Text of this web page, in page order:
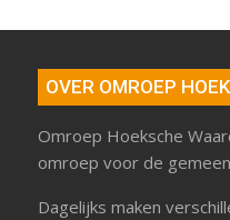
OVER OMROEP
Omroep Hoeksche
omroep voor de
Dagelijks maken